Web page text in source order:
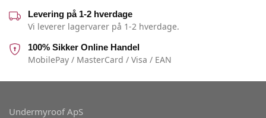
Levering på 1-2 hverdage
Vi leverer lagervarer på 1-2 hverdage.
100% Sikker Online Handel
MobilePay / MasterCard / Visa / EAN
Undermyroof ApS